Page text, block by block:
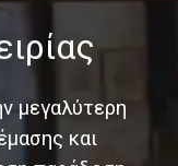
μεγαλύτερη
και